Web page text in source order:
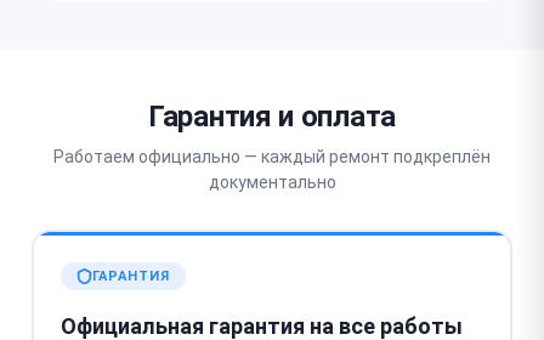
Гарантия и оплата
Работаем официально — каждый ремонт подкреплён
документально
ГАРАНТИЯ
Официальная гарантия на все работы